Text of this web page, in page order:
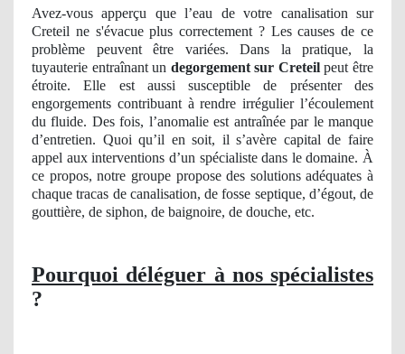
Avez-vous apperçu que l’eau de votre canalisation sur
Creteil ne s'évacue plus correctement ? Les causes de ce
problème peuvent être variées. Dans la pratique, la
tuyauterie entraînant un degorgement sur Creteilpeut être
étroite. Elle est aussi susceptible de présenter des
engorgements contribuant à rendre irrégulier l’écoulement
du fluide. Des fois, l’anomalie est antraînée par le manque
d’entretien. Quoi qu’il en soit, il s’avère capital de faire
appel aux interventions d’un spécialiste dans le domaine. À
ce propos, notre groupe propose des solutions adéquates à
chaque tracas de canalisation, de fosse septique, d’égout, de
gouttière, de siphon, de baignoire, de douche, etc.
Pourquoi déléguer à nos spécialistes
?